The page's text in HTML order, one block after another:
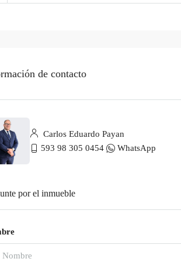
de contacto
Carlos Eduardo Payan
593 98 305 0454
WhatsApp
por el inmueble